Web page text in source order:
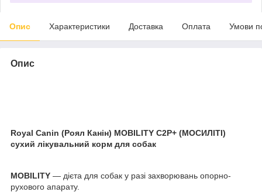
Опис Характеристики Доставка Оплата Умови
Опис
Royal Canin (Роял Канін) MOBILITY C2P+ (МОСИЛІТІ)
сухий лікувальний корм для собак
MOBILITY — дієта для собак у разі захворювань опорно-
рухового апарату.